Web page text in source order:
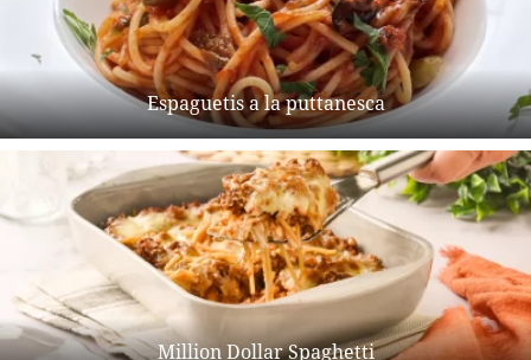
Espaguetis a la puttanesca
Million Dollar Spaghetti